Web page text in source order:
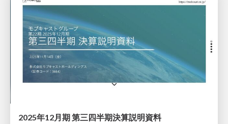
2025年12月期 第三四半期決算説明資料